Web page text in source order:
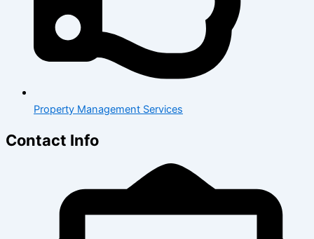
Property Management Services
Contact Info